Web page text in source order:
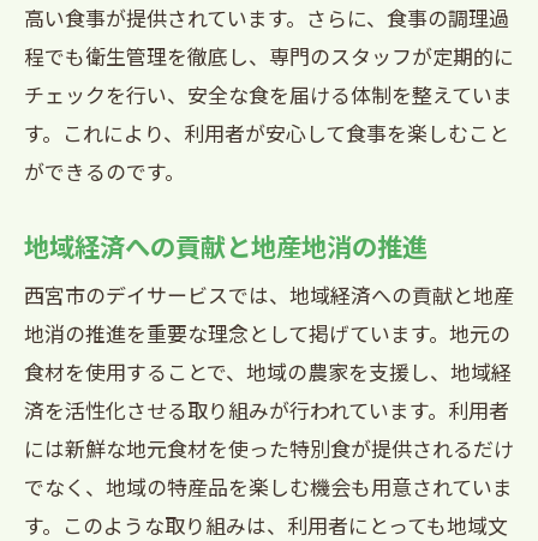
高い食事が提供されています。さらに、食事の調理過
程でも衛生管理を徹底し、専門のスタッフが定期的に
チェックを行い、安全な食を届ける体制を整えていま
す。これにより、利用者が安心して食事を楽しむこと
ができるのです。
地域経済への貢献と地産地消の推進
西宮市のデイサービスでは、地域経済への貢献と地産
地消の推進を重要な理念として掲げています。地元の
食材を使用することで、地域の農家を支援し、地域経
済を活性化させる取り組みが行われています。利用者
には新鮮な地元食材を使った特別食が提供されるだけ
でなく、地域の特産品を楽しむ機会も用意されていま
す。このような取り組みは、利用者にとっても地域文